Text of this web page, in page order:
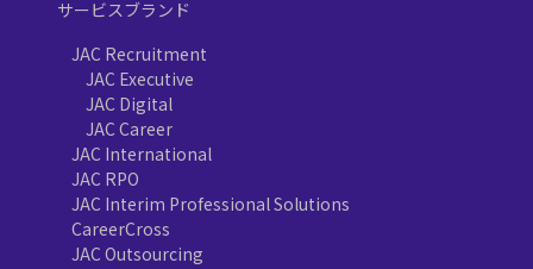
サービスブランド
JAC Recruitment
JAC Executive
JAC Digital
JAC Career
JAC International
JAC RPO
JAC Interim Professional Solutions
CareerCross
JAC Outsourcing